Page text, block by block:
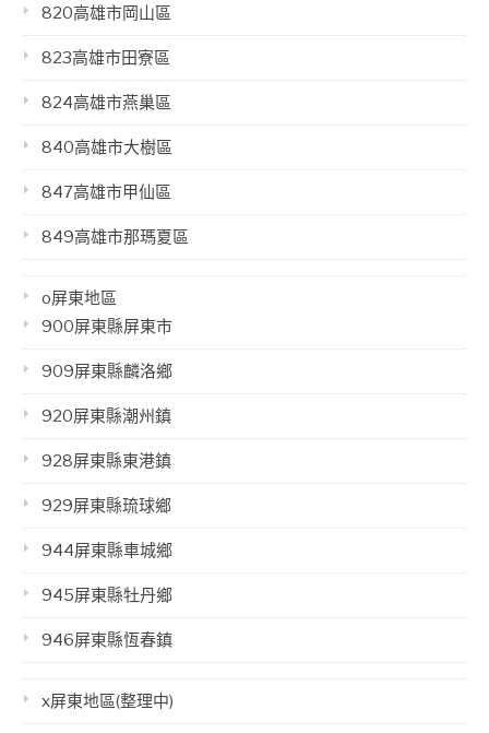
820高雄市岡山區
823高雄市田寮區
824高雄市燕巢區
840高雄市大樹區
847高雄市甲仙區
849高雄市那瑪夏區
o屏東地區
900屏東縣屏東市
909屏東縣麟洛鄉
920屏東縣潮州鎮
928屏東縣東港鎮
929屏東縣琉球鄉
944屏東縣車城鄉
945屏東縣牡丹鄉
946屏東縣恆春鎮
x屏東地區(整理中)